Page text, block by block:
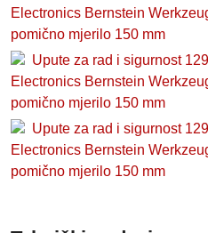
Electronics Bernstein
pomično mjerilo 150 mm
Upute za rad i sigurnost
Electronics Bernstein
pomično mjerilo 150 mm
Upute za rad i sigurnost
Electronics Bernstein
pomično mjerilo 150 mm